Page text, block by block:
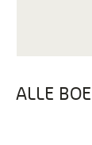
ALLE